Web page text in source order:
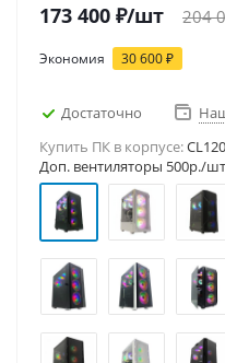
173 400 ₽/шт 204
Экономия 30 600₽
Достаточно
Купить ПК в корпусе:
Доп. вентиляторы 500р./